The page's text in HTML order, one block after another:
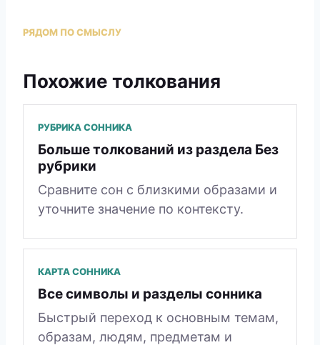
РЯДОМ ПО СМЫСЛУ
Похожие толкования
РУБРИКА СОННИКА
Больше толкований из раздела Без
рубрики
Сравните сон с близкими образами и
уточните значение по контексту.
КАРТА СОННИКА
Все символы и разделы сонника
Быстрый переход к основным темам,
образам, людям, предметам и